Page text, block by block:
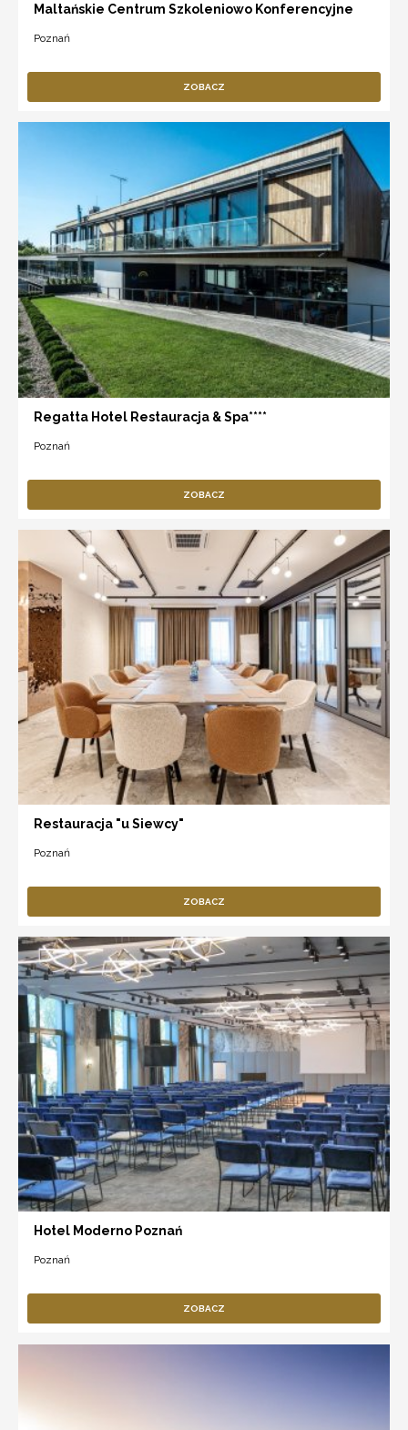
Maltańskie Centrum Szkoleniowo Konferencyjne
Poznań
ZOBACZ
Regatta Hotel Restauracja & Spa****
Poznań
ZOBACZ
Restauracja "u Siewcy"
Poznań
ZOBACZ
Hotel Moderno Poznań
Poznań
ZOBACZ